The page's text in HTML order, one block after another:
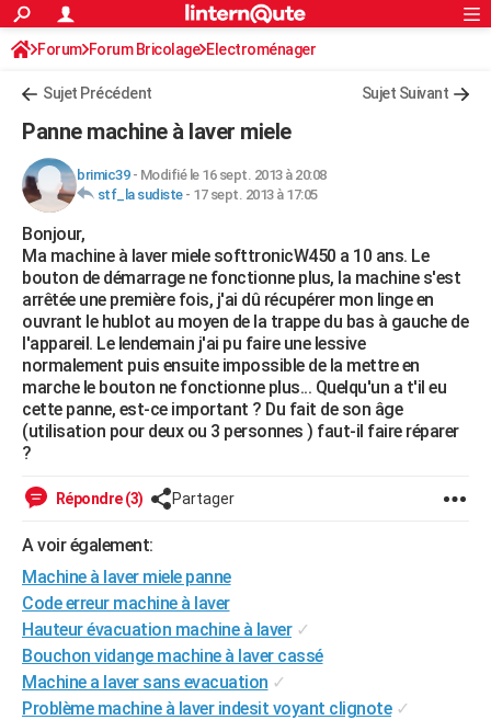
ACTUALITÉS
Politique
Société
Faits Divers
Education
Monde
Villes
+
FINANCE
Retraite
Impôts
Epargne
Immobilier
Risques naturels par ville
Banque
Assurance
Crédit
AUTO
Essais
Réserver un essai
Citadines
Berlines
SUV
Forum auto
+HIGH-TECH
Mobiles
Meilleur smartphone
Internet
Ordinateurs
Jeux vidéo
Guide high-tech
+BRICOLAGE
Forum
Aménagement intérieur
Extérieur
Cuisine
Salle de bains
Jardinage
Rangement
WEEK-END
Guides de France
Escapades
Patrimoine
Expositions
Musées
Week-end nature
LIFESTYLE
Art de vivre
Bien-être
Loisirs
Mode
Modes de vie
SANTE
Destinations
City break
Voyage nature
Voyage de noces
Forum
Climat
BONS PLANS
CARTE DE VOEUX
Carte de Noël
Carte Bonne année
Carte Saint-Valentin
Carte Pâques
Carte d'anniversaire
DICTIONNAIRE
S'inscrire
Connexion
Forum Forum Bricolage Electroménager
Sujet Précédent Sujet Suivant
Panne machine à laver miele
brimic39- Modifié le 16 sept. 2013 à 20:08
stf_la sudiste- 17 sept. 2013 à 17:05
Bonjour,
Ma machine à laver miele softtronicW450 a 10 ans. Le
bouton de démarrage ne fonctionne plus, la machine s'est
arrêtée une première fois, j'ai dû récupérer mon linge en
ouvrant le hublot au moyen de la trappe du bas à gauche de
l'appareil. Le lendemain j'ai pu faire une lessive
normalement puis ensuite impossible de la mettre en
marche le bouton ne fonctionne plus... Quelqu'un a t'il eu
cette panne, est-ce important ? Du fait de son âge
(utilisation pour deux ou 3 personnes ) faut-il faire réparer
?
Répondre (3) Partager
A voir également:
Machine à laver miele panne
Code erreur machine à laver
Hauteur évacuation machine à laver ✓
Bouchon vidange machine à laver cassé
Machine a laver sans evacuation ✓
Problème machine à laver indesit voyant clignote ✓